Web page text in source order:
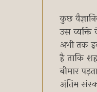
कुछ
उस
अभी तक
है ताकि
बीमार
अंतिम